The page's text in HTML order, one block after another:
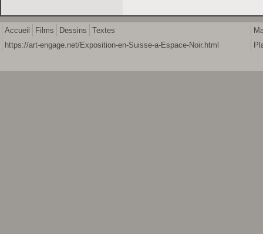
Accueil Films Dessins
Textes
https://art-engage.net/Exposition-en-Suisse-a-Espace-Noir.html